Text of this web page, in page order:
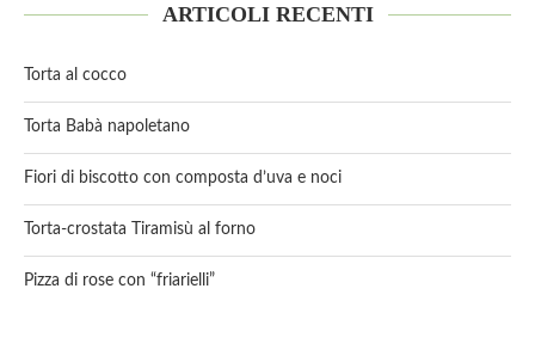
ARTICOLI RECENTI
Torta al cocco
Torta Babà napoletano
Fiori di biscotto con composta d’uva e noci
Torta-crostata Tiramisù al forno
Pizza di rose con “friarielli”